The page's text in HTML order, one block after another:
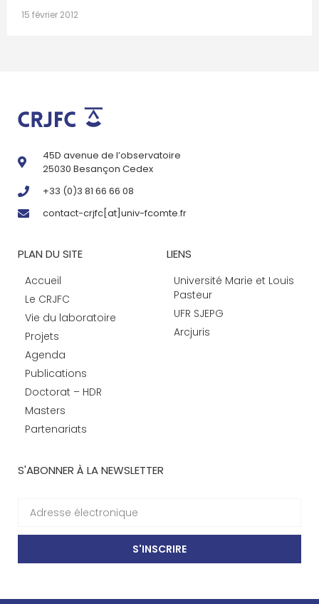
15 février 2012
45D avenue de l’observatoire
25030 Besançon Cedex
+33 (0)3 81 66 66 08
contact-crjfc[at]univ-fcomte.fr
PLAN DU SITE
Accueil
Le CRJFC
Vie du laboratoire
Projets
Agenda
Publications
Doctorat – HDR
Masters
Partenariats
LIENS
Université Marie et Louis
Pasteur
UFR SJEPG
Arcjuris
S'ABONNER À LA NEWSLETTER
S'INSCRIRE